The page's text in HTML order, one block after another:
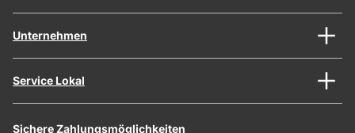
Unternehmen
Service Lokal
Sichere Zahlungsmöglichkeiten